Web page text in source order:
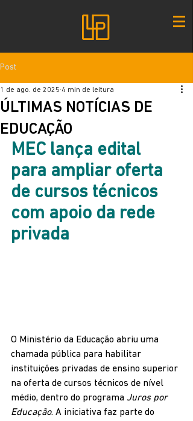
Post
ÚLTIMAS NOTÍCIAS DE
EDUCAÇÃO
1 de ago. de 2025 4 min de leitura
MEC lança edital
para ampliar oferta
de cursos técnicos
com apoio da rede
privada
O Ministério da Educação abriu uma
chamada pública para habilitar
instituições privadas de ensino superior
na oferta de cursos técnicos de nível
médio, dentro do programa Juros por
Educação. A iniciativa faz parte do